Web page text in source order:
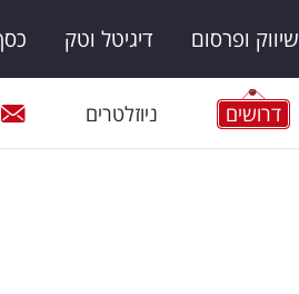
שיווק ופרסום דיגיטל וטק
דרושים ניוזלטרים